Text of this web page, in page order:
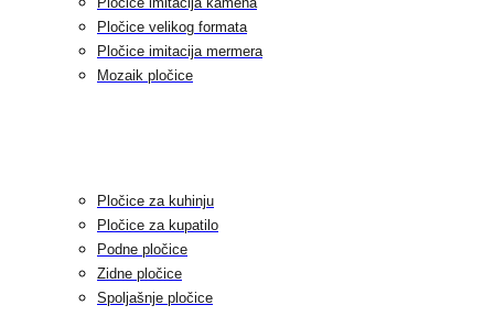
Pločice velikog formata
Pločice imitacija mermera
Mozaik pločice
Pločice za kuhinju
Pločice za kupatilo
Podne pločice
Zidne pločice
Spoljašnje pločice